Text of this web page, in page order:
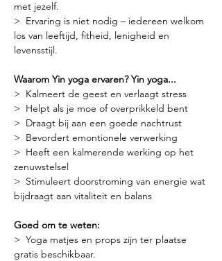
met jezelf.
>  Ervaring is niet nodig – iedereen welkom
los van leeftijd, fitheid, lenigheid en
levensstijl.
Waarom Yin yoga ervaren? Yin yoga...
>  Kalmeert de geest en verlaagt stress
>  Helpt als je moe of overprikkeld bent
>  Draagt bij aan een goede nachtrust
>  Bevordert emontionele verwerking
>  Heeft een kalmerende werking op het
zenuwstelsel
>  Stimuleert doorstroming van energie wat
bijdraagt aan vitaliteit en balans
Goed om te weten:
>  Yoga matjes en props zijn ter plaatse
gratis beschikbaar.